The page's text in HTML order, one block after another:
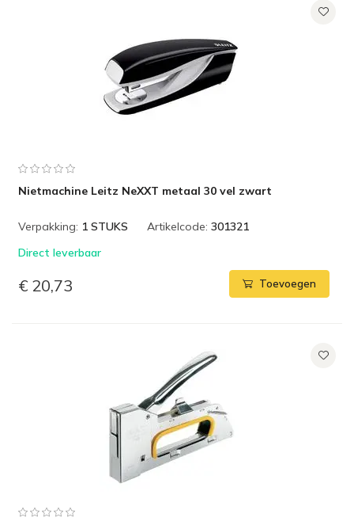
Nietmachine Leitz NeXXT metaal 30 vel zwart
Verpakking: 1 STUKS Artikelcode: 301321
Direct leverbaar
€ 20,73 Toevoegen